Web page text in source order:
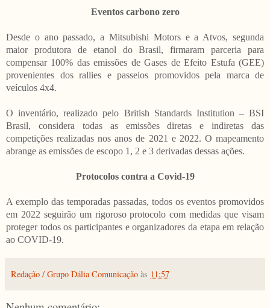
Eventos carbono zero
Desde o ano passado, a Mitsubishi Motors e a Atvos, segunda
maior produtora de etanol do Brasil, firmaram parceria para
compensar 100% das emissões de Gases de Efeito Estufa (GEE)
provenientes dos rallies e passeios promovidos pela marca de
veículos 4x4.
O inventário, realizado pelo British Standards Institution – BSI
Brasil, considera todas as emissões diretas e indiretas das
competições realizadas nos anos de 2021 e 2022. O mapeamento
abrange as emissões de escopo 1, 2 e 3 derivadas dessas ações.
Protocolos contra a Covid-19
A exemplo das temporadas passadas, todos os eventos promovidos
em 2022 seguirão um rigoroso protocolo com medidas que visam
proteger todos os participantes e organizadores da etapa em relação
ao COVID-19.
Redação / Grupo Dália Comunicação às 11:57